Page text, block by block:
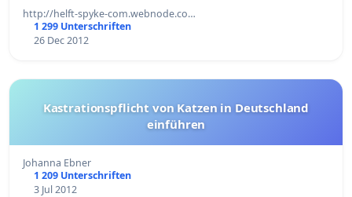
http://helft-spyke-com.webnode.co…
1 299 Unterschriften
26 Dec 2012
Kastrationspflicht von Katzen in Deutschland
einführen
Johanna Ebner
1 209 Unterschriften
3 Jul 2012